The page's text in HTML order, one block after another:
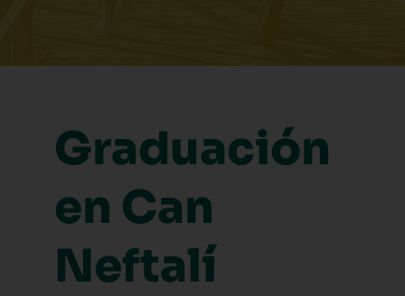
Graduación
en Can
Neftalí